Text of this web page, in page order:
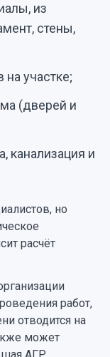
из
стены,
участке;
(дверей и
канализация и
но
расчёт
работ,
отводится на
может